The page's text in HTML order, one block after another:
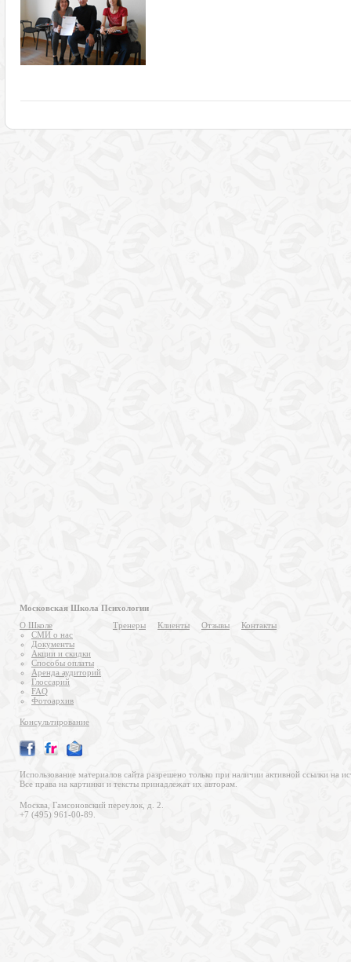
Московская Школа Психологии
О Школе
СМИ о нас
Документы
Акции и скидки
Способы оплаты
Аренда аудиторий
Глоссарий
FAQ
Фотоархив
Тренеры Клиенты Отзывы Контакты
Консультирование
Использование материалов сайта разрешено только при наличии активной ссылки на
Все права на картинки и тексты принадлежат их авторам.
Москва, Гамсоновский переулок, д. 2.
+7 (495) 961-00-89.